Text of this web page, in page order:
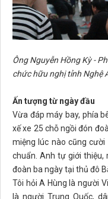
Ông Nguyễn Hồng Kỳ -
chức hữu nghị tỉnh Nghệ
Ấn tượng từ ngày đầu
Vừa đáp máy bay, phía
xế xe 25 chỗ ngồi đón
miệng lúc nào cũng
chuẩn. Anh tự giới thiệu,
đoàn ba ngày tại thủ đô
Tôi hỏi A Hùng là người
là người Trung Quốc,